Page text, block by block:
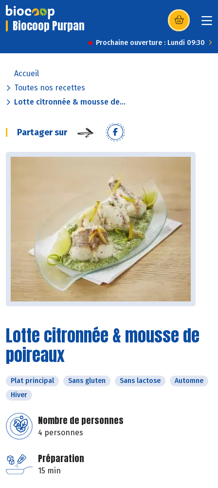
Biocoop Purpan (s’ouvre dans
Prochaine ouverture : Lundi 09:30
Accueil
Toutes nos recettes
Lotte citronnée & mousse de...
Partager sur
Lotte citronnée & mousse de
poireaux
Plat principal Sans gluten Sans lactose
Automne
Hiver
Nombre de personnes
4 personnes
Préparation
15 min